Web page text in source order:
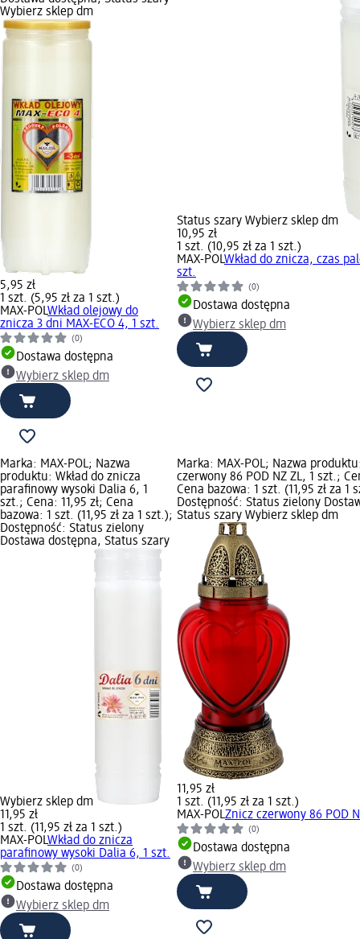
Wybierz sklep dm
5,95 zł
1 szt. (5,95 zł za 1 szt.)
MAX-POLWkład olejowy do
znicza 3 dni MAX-ECO 4, 1 szt.
(0)
Dostawa dostępna
Wybierz sklep dm
Status szary Wybierz sklep dm
10,95 zł
1 szt. (10,95 zł za 1 szt.)
MAX-POLWkład do znicza, czas
szt.
(0)
Dostawa dostępna
Wybierz sklep dm
Marka: MAX-POL; Nazwa
produktu: Wkład do znicza
parafinowy wysoki Dalia 6, 1
szt.; Cena: 11,95 zł; Cena
bazowa: 1 szt. (11,95 zł za 1 szt.);
Dostępność: Status zielony
Dostawa dostępna, Status szary
Wybierz sklep dm
11,95 zł
1 szt. (11,95 zł za 1 szt.)
MAX-POLWkład do znicza
parafinowy wysoki Dalia 6, 1 szt.
(0)
Dostawa dostępna
Wybierz sklep dm
Marka: MAX-POL; Nazwa
czerwony 86 POD NZ ZL, 1 szt.;
Cena bazowa: 1 szt. (11,95 zł za 1
Dostępność: Status zielony
Status szary Wybierz sklep dm
11,95 zł
1 szt. (11,95 zł za 1 szt.)
MAX-POLZnicz czerwony 86 POD
(0)
Dostawa dostępna
Wybierz sklep dm